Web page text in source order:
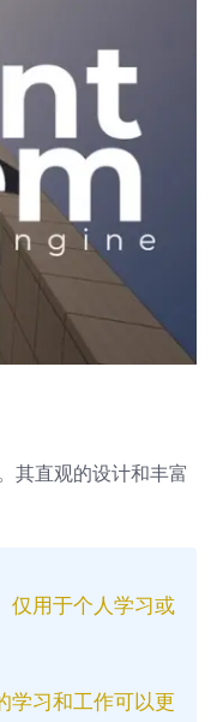
其直观的设计和丰富
仅用于个人学习或
学习和工作可以更